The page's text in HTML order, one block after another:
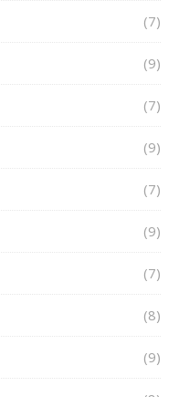
(7)
(9)
(7)
(9)
(7)
(9)
(7)
(8)
(9)